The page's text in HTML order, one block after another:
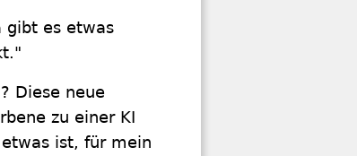
gibt es etwas
Diese neue
zu einer KI
ist, für mein